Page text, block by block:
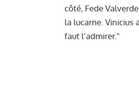
côté, Fede
la lucarne. Vinicius
faut l'admirer."